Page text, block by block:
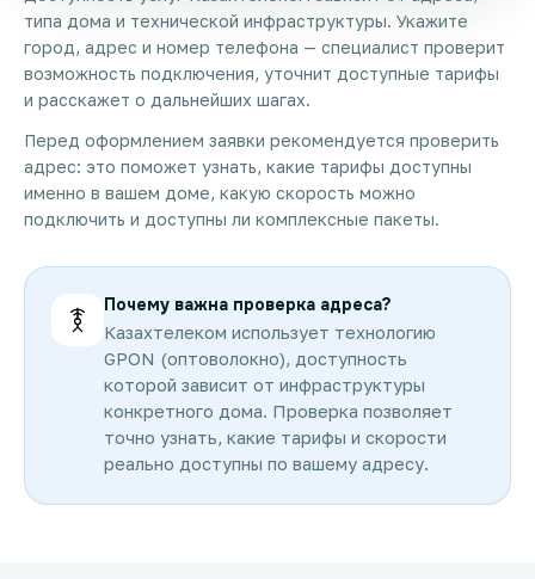
типа дома и технической инфраструктуры. Укажите
город, адрес и номер телефона — специалист проверит
возможность подключения, уточнит доступные тарифы
и расскажет о дальнейших шагах.
Перед оформлением заявки рекомендуется проверить
адрес: это поможет узнать, какие тарифы доступны
именно в вашем доме, какую скорость можно
подключить и доступны ли комплексные пакеты.
Почему важна проверка адреса?
Казахтелеком использует технологию
GPON (оптоволокно), доступность
которой зависит от инфраструктуры
конкретного дома. Проверка позволяет
точно узнать, какие тарифы и скорости
реально доступны по вашему адресу.